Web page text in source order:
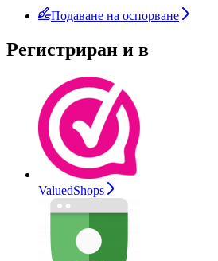
Подаване на оспорване
Регистриран и в
ValuedShops